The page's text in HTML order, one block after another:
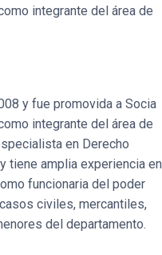
integrante del área de
y fue promovida a Socia
integrante del área de
en Derecho
tiene amplia experiencia en
funcionaria del poder
civiles, mercantiles,
del departamento.